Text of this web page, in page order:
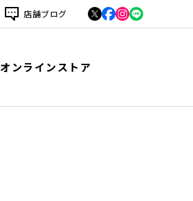
店舗ブログ
オンラインストア